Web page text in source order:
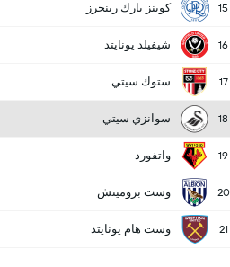
15 كوينز بارك رينجرز
16 شيفيلد يونايتد
17 ستوك سيتي
18 سوانزي سيتي
19 واتفورد
20 وست بروميتش
21 وست هام يونايتد